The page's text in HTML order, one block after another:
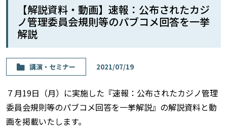
【解説資料・動画】速報：公布されたカジ
ノ管理委員会規則等のパブコメ回答を一挙
解説
講演・セミナー 2021/07/19
７月19日（月）に実施した『速報：公布されたカジノ管理
委員会規則等のパブコメ回答を一挙解説』の解説資料と動
画を掲載いたします。